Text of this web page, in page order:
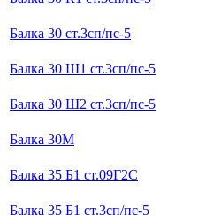
Балка 30 ст.3сп/пс-5
Балка 30 Ш1 ст.3сп/пс-5
Балка 30 Ш2 ст.3сп/пс-5
Балка 30М
Балка 35 Б1 ст.09Г2С
Балка 35 Б1 ст.3сп/пс-5